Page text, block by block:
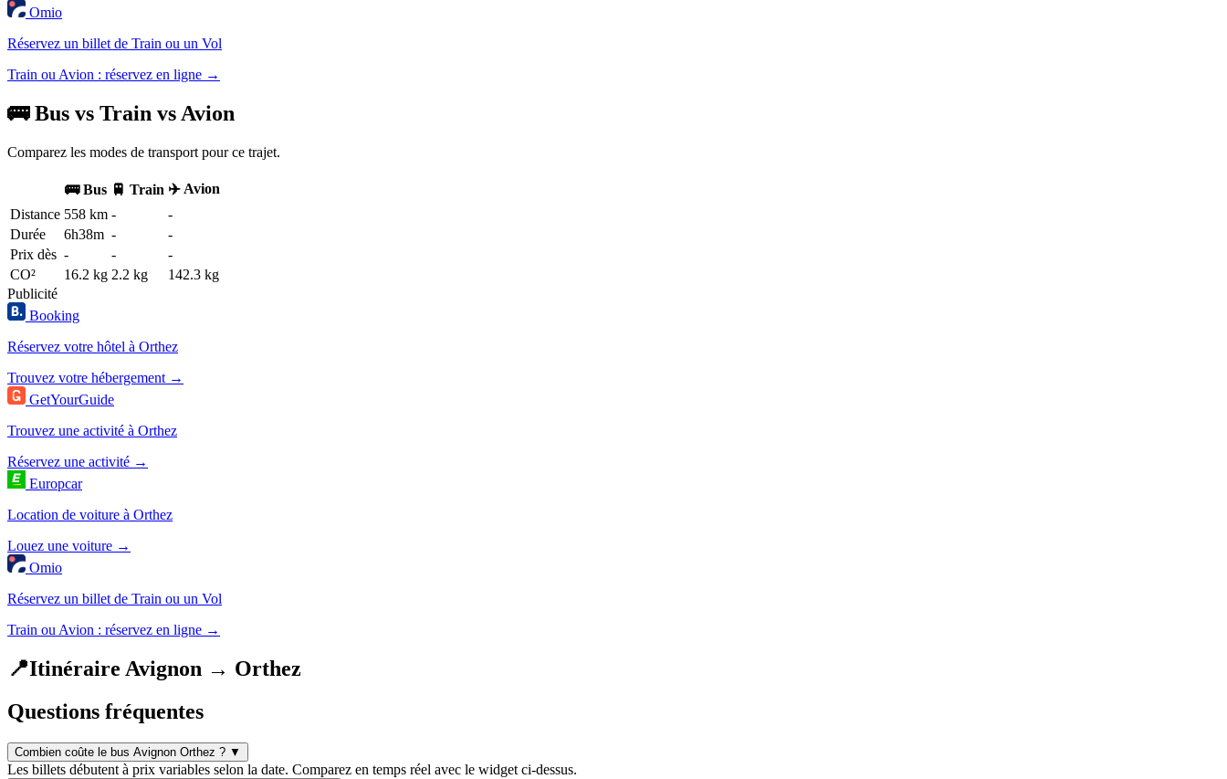
Omio
Réservez un billet de Train ou un Vol
Train ou Avion : réservez en ligne →
🚌 Bus vs Train vs Avion
Comparez les modes de transport pour ce trajet.
🚌 Bus 🚆 Train ✈️ Avion
Distance 558 km -
-
Durée
6h38m -
-
Prix dès - -
-
CO²
16.2 kg 2.2 kg
142.3 kg
Publicité
Booking
Réservez votre hôtel à Orthez
Trouvez votre hébergement →
GetYourGuide
Trouvez une activité à Orthez
Réservez une activité →
Europcar
Location de voiture à Orthez
Louez une voiture →
Omio
Réservez un billet de Train ou un Vol
Train ou Avion : réservez en ligne →
📍Itinéraire Avignon → Orthez
Questions fréquentes
Combien coûte le bus Avignon Orthez ? ▼
Les billets débutent à prix variables selon la date. Comparez en temps réel avec le widget ci-dessus.